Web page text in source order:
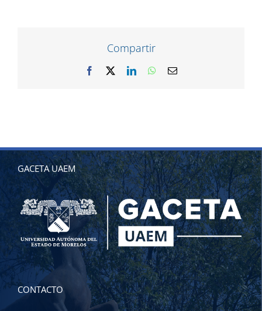
Compartir
Facebook LinkedInWhatsApp
Correo
GACETA UAEM
CONTACTO